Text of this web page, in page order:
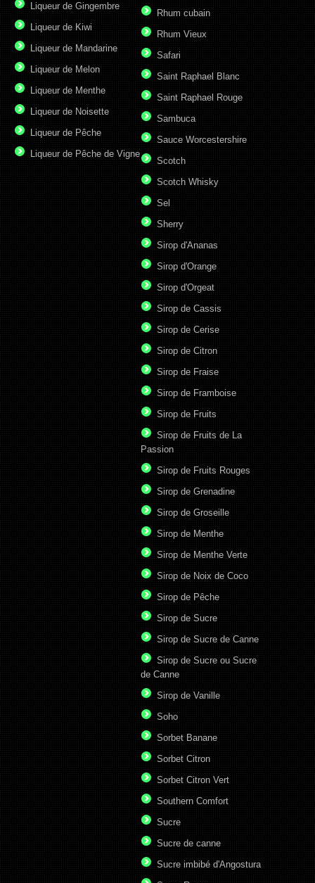
Liqueur de Gingembre
Liqueur de Kiwi
Liqueur de Mandarine
Liqueur de Melon
Liqueur de Menthe
Liqueur de Noisette
Liqueur de Pêche
Liqueur de Pêche de Vigne
Rhum cubain
Rhum Vieux
Safari
Saint Raphael Blanc
Saint Raphael Rouge
Sambuca
Sauce Worcestershire
Scotch
Scotch Whisky
Sel
Sherry
Sirop d'Ananas
Sirop d'Orange
Sirop d'Orgeat
Sirop de Cassis
Sirop de Cerise
Sirop de Citron
Sirop de Fraise
Sirop de Framboise
Sirop de Fruits
Sirop de Fruits de La
Passion
Sirop de Fruits Rouges
Sirop de Grenadine
Sirop de Groseille
Sirop de Menthe
Sirop de Menthe Verte
Sirop de Noix de Coco
Sirop de Pêche
Sirop de Sucre
Sirop de Sucre de Canne
Sirop de Sucre ou Sucre
de Canne
Sirop de Vanille
Soho
Sorbet Banane
Sorbet Citron
Sorbet Citron Vert
Southern Comfort
Sucre
Sucre de canne
Sucre imbibé d'Angostura